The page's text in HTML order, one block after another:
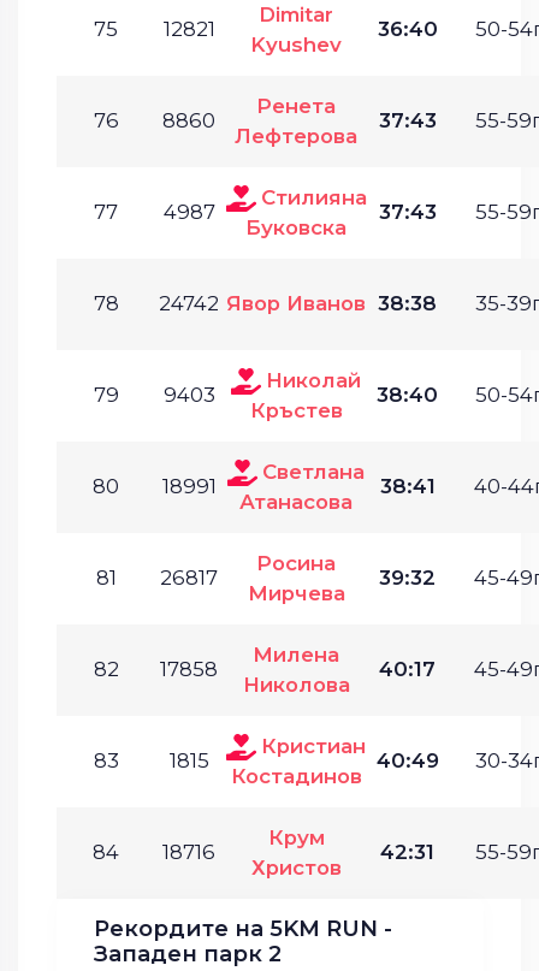
75 12821
Dimitar
Kyushev
36:40 50-
76 8860
Ренета
Лефтерова
37:43 55-
77 4987
Стилияна
Буковска
37:43 55-
78 24742 Явор Иванов 38:38 35-
79 9403
Николай
Кръстев
38:40 50-
80 18991
Светлана
Атанасова
38:41 40-
81 26817
Росина
Мирчева
39:32 45-
82 17858
Милена
Николова
40:17 45-
83 1815
Кристиан
Костадинов
40:49 30-
84 18716
Крум
Христов
42:31 55-
Рекордите на 5KM RUN -
Западен парк 2